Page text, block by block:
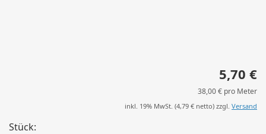
5,70 €
38,00 € pro Meter
inkl. 19% MwSt. (4,79 € netto) zzgl. Versand
Stück: